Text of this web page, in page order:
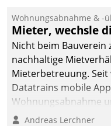
und Beschwerde-
ein.
Wohnungsabnahme & -
Mieter, wechsle
Nicht beim Bauverein
nachhaltige
Mieterbetreuung.
Datatrains mobile
Wohnungsabnahme
Mieter wohlgeordnet
Andreas Lerchner